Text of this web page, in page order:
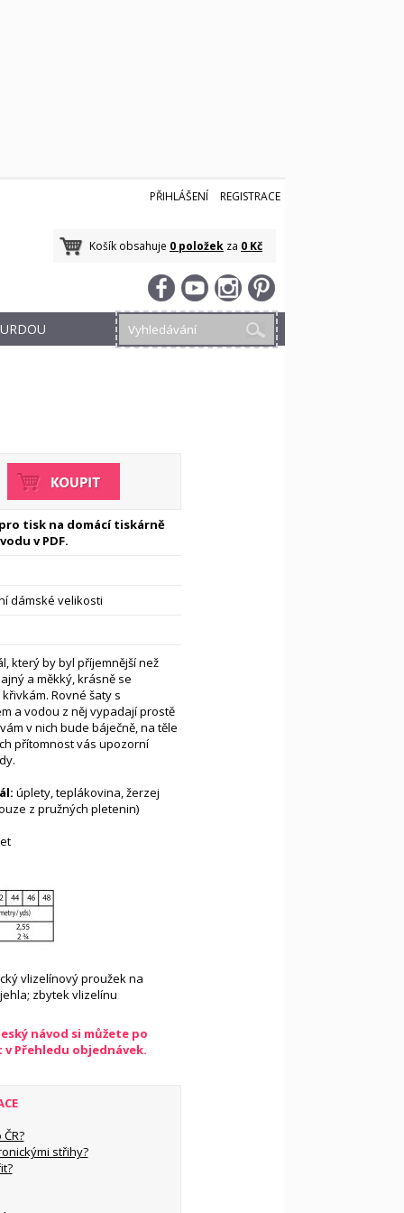
PŘIHLÁŠENÍ REGISTRACE
Košík obsahuje 0 položek za 0 Kč
tisk na domácí tiskárně
v PDF.
dámské velikosti
který by byl příjemnější než
a měkký, krásně se
Rovné šaty s
a vodou z něj vypadají prostě
v nich bude báječně, na těle
přítomnost vás upozorní
úplety, teplákovina, žerzej
z pružných pletenin)
vlizelínový proužek na
zbytek vlizelínu
návod si můžete po
Přehledu objednávek.
střihy?